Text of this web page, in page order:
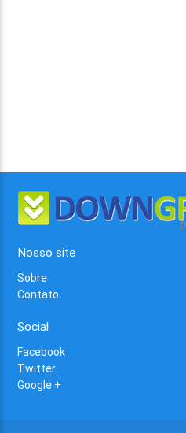
Nosso site
Sobre
Contato
Social
Facebook
Twitter
Google +